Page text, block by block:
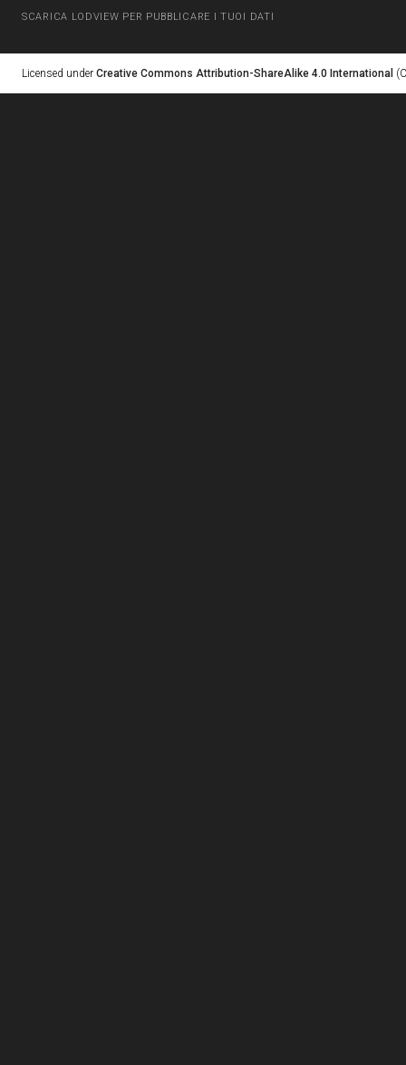
SCARICA LODVIEW PER PUBBLICARE I TUOI DATI
Licensed under Creative Commons Attribution-ShareAlike 4.0 International